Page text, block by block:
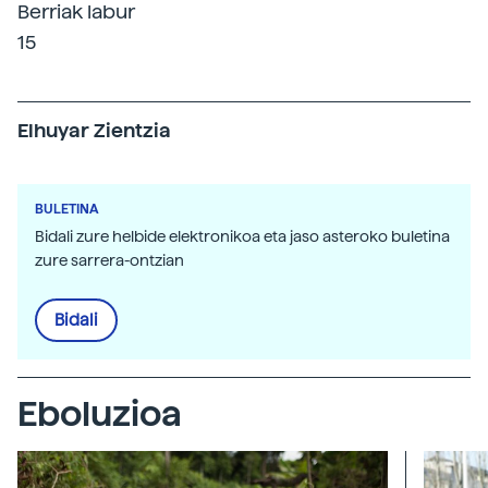
Berriak labur
15
Elhuyar Zientzia
BULETINA
Bidali zure helbide elektronikoa eta jaso asteroko buletina
zure sarrera-ontzian
Bidali
Eboluzioa